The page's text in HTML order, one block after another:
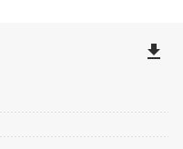
file_download